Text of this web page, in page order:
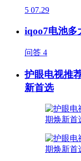
5 07.29
iqoo7电池多
问答 4
护眼电视推
新首选